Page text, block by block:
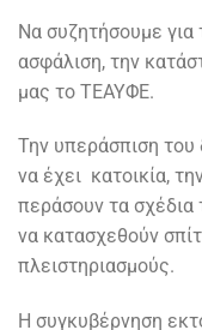
Να συζητήσουμε για
ασφάλιση, την
μας το ΤΕΑΥΦΕ.
Την υπεράσπιση του
να έχει κατοικία,
περάσουν τα
να κατασχεθούν
πλειστηριασμούς.
Η συγκυβέρνηση